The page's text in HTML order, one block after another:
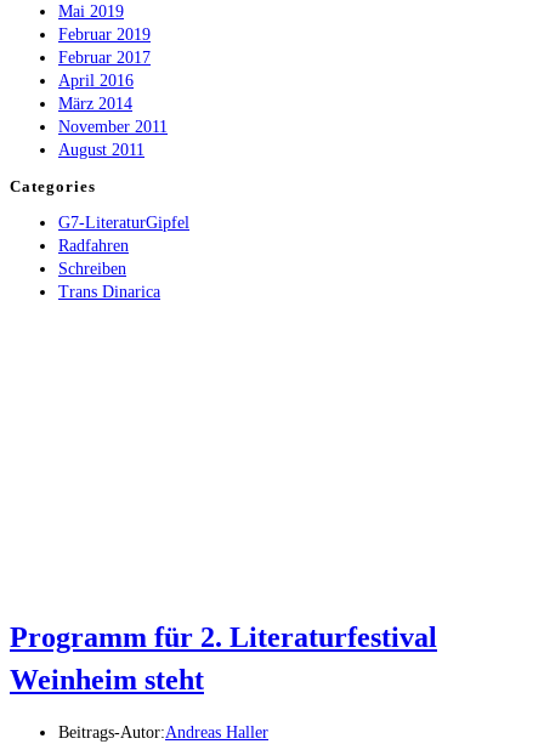
Mai 2019
Februar 2019
Februar 2017
April 2016
März 2014
November 2011
August 2011
Categories
G7-LiteraturGipfel
Radfahren
Schreiben
Trans Dinarica
Programm für 2. Literaturfestival
Weinheim steht
Beitrags-Autor:Andreas Haller